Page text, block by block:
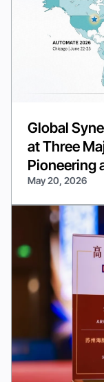
Global
at Three
Pioneering
May 20, 2026